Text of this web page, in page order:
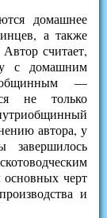
домашнее
а также
считает,
с домашним
—
не только
автора, у
завершилось
основных черт
и